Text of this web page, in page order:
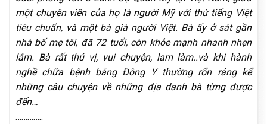
một chuyên viên của họ là người Mỹ với thứ tiếng Việt
tiêu chuẩn, và một bà già người Việt. Bà ấy ở sát gần
nhà bố mẹ tôi, đã 72 tuổi, còn khỏe mạnh nhanh nhẹn
lắm. Bà rất thú vị, vui chuyện, lam làm..và khi hành
nghề chữa bệnh bằng Đông Y thường rổn rảng kể
những câu chuyện về những địa danh bà từng được
đến…
…………..